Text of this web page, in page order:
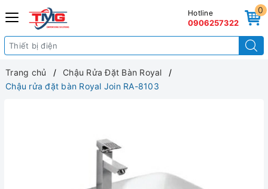
0
Hotline
0906257322
Trang chủ
Chậu Rửa Đặt Bàn Royal
Chậu rửa đặt bàn Royal Join RA-8103